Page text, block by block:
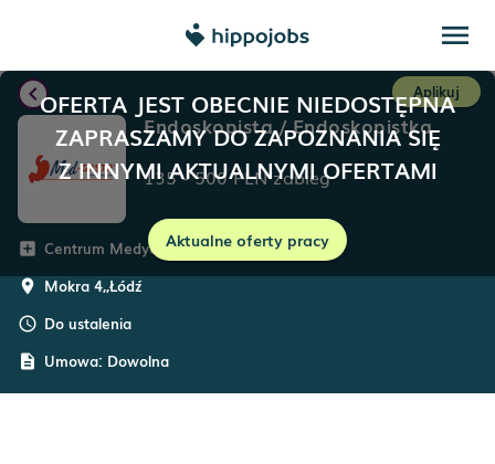
menu
OFERTA JEST OBECNIE NIEDOSTĘPNA
ZAPRASZAMY DO ZAPOZNANIA SIĘ
Z INNYMI AKTUALNYMI OFERTAMI
Aktualne oferty pracy
chevron_left Aplikuj
Endoskopista / Endoskopistka
135-500PLNzabieg
add_box Centrum Medyczne MedGastr
room Mokra 4,,Łódź
schedule Do ustalenia
description Umowa: Dowolna